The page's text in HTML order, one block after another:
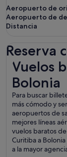
Aeropuerto de
Aeropuerto de
Distancia
Reserva
Vuelos
Bolonia
Para buscar
más cómodo y
aeropuertos de
mejores líneas
vuelos baratos
Curitiba a
a la mayor
Vuelos